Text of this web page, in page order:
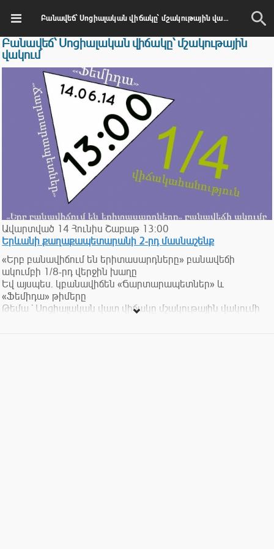
Բանավեճ՝ Սոցիալական վիճակը՝ մշակութային վակում
Բանավեճ՝ Սոցիալական վիճակը՝ մշակութային
վակում
Ավարտված 14 Հունիս Շաբաթ 13:00
Երևանի քաղաքապետարանի 2-րդ մասնաշենք
«Երբ բանավիճում են երիտասարդները» բանավեճի
ակումբի 1/8-րդ վերջին խաղը
Եվ այսպես. կբանավիճեն «Ճարտարապետներ» և
«Ֆեմիդա» թիմերը
Թեմա ` Սոցիալական վատ վիճակը մշակութային վակումի